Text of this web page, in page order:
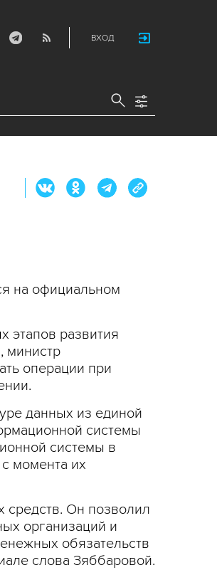
ВХОД
на официальном
этапов развития
министр
операции при
данных из единой
системы
системы в
момента их
средств. Он позволил
организаций и
обязательств
слова Зяббаровой.